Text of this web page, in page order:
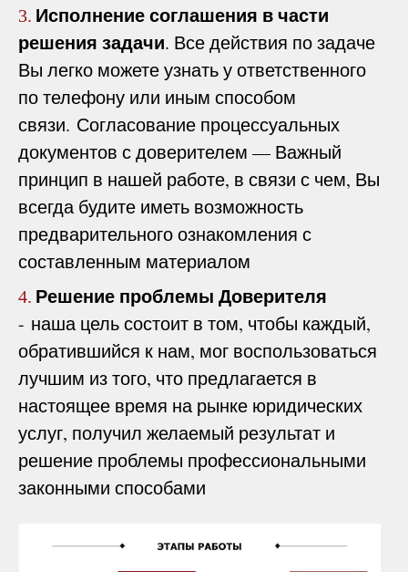
3. Исполнение соглашения в части
решения задачи. Все действия по задаче
Вы легко можете узнать у ответственного
по телефону или иным способом
связи. Согласование процессуальных
документов с доверителем — Важный
принцип в нашей работе, в связи с чем, Вы
всегда будите иметь возможность
предварительного ознакомления с
составленным материалом
4. Решение проблемы Доверителя
- наша цель состоит в том, чтобы каждый,
обратившийся к нам, мог воспользоваться
лучшим из того, что предлагается в
настоящее время на рынке юридических
услуг, получил желаемый результат и
решение проблемы профессиональными
законными способами